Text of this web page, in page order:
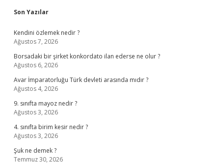
Sidebar
Son Yazılar
Kendini özlemek nedir ?
Ağustos 7, 2026
Borsadaki bir şirket konkordato ilan ederse ne olur ?
Ağustos 6, 2026
Avar İmparatorluğu Türk devleti arasında mıdır ?
Ağustos 4, 2026
9. sınıfta mayoz nedir ?
Ağustos 3, 2026
4. sınıfta birim kesir nedir ?
Ağustos 3, 2026
Şuk ne demek ?
Temmuz 30, 2026